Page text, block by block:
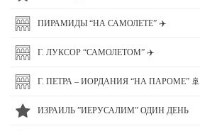
ПИРАМИДЫ “НА САМОЛЕТЕ” ✈️
Г. ЛУКСОР “САМОЛЕТОМ” ✈️
Г. ПЕТРА – ИОРДАНИЯ “НА ПАРОМЕ” 🚢
ИЗРАИЛЬ ”ИЕРУСАЛИМ” ОДИН ДЕНЬ